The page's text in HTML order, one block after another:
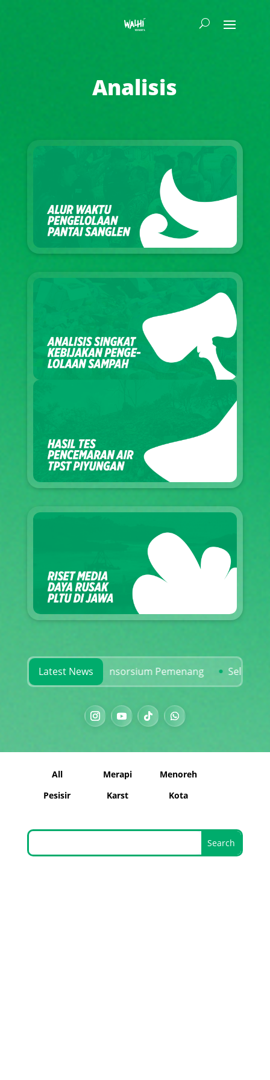
Analisis
Latest News
Rekam Jejak Konsorsium Pemenang Selamatkan
All Merapi
Menoreh
Pesisir
Karst Kota